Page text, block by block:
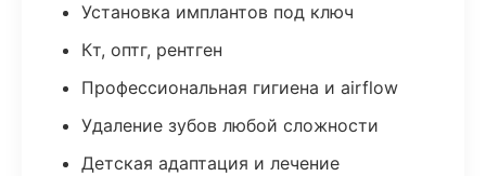
Установка имплантов под ключ
Кт, оптг, рентген
Профессиональная гигиена и airflow
Удаление зубов любой сложности
Детская адаптация и лечение